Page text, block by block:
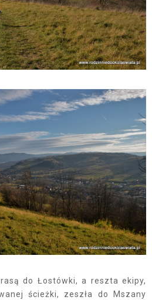
do Łostówki, a reszta ekipy,
ścieżki, zeszła do Mszany